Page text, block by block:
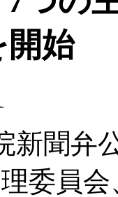
開始
新聞弁
委員